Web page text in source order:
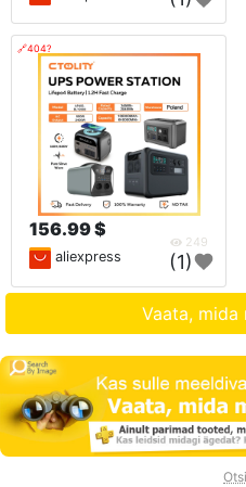
🔗404?
156.99 $
249
aliexpress (1)
Vaata, mida